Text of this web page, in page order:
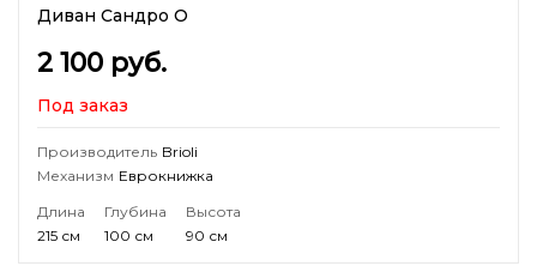
Диван Сандро О
2 100 руб.
Под заказ
Производитель Brioli
Механизм Еврокнижка
Длина
215 см
Глубина
100 см
Высота
90 см